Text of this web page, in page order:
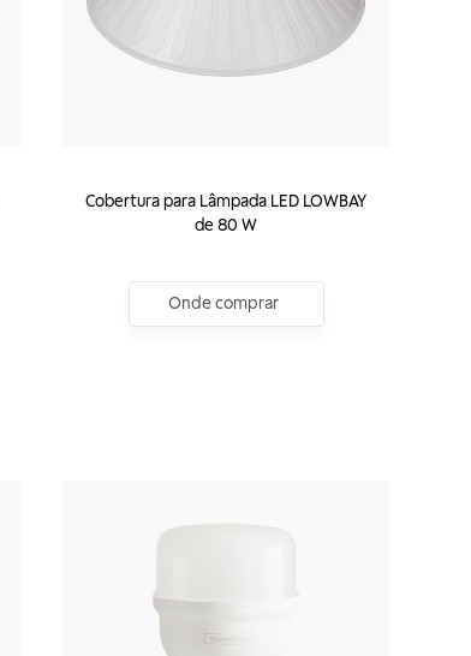
Cobertura para Lâmpada LED LOWBAY
de 80 W
Onde comprar